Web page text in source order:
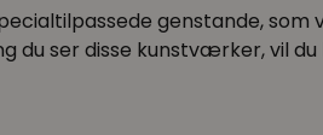
genstande, som
ser disse kunstværker, vil